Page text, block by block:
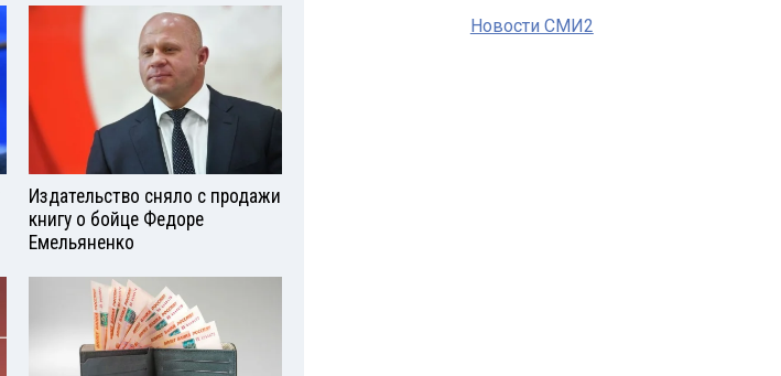
Издательство сняло с продажи
книгу о бойце Федоре
Емельяненко
Новости СМИ2